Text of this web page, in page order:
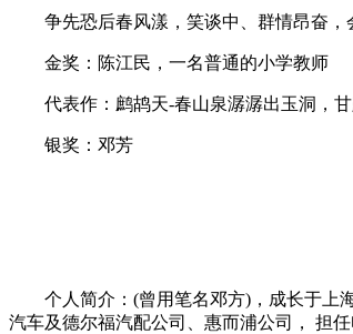
争先恐后春风漾，笑谈中、群情昂奋，会
金奖：陈江民，一名普通的小学教师
代表作：鹧鸪天-春山泉潺潺出玉洞，甘
银奖：邓芳
个人简介：(曾用笔名邓方)，成长于上海
汽车及德尔福汽配公司、惠而浦公司， 担